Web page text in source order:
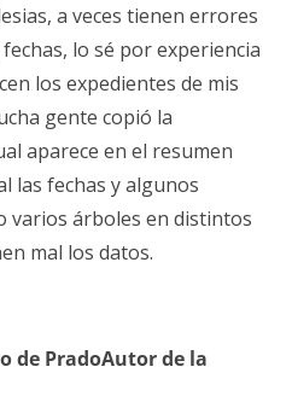
a veces tienen errores
lo sé por experiencia
los expedientes de mis
gente copió la
aparece en el resumen
las fechas y algunos
varios árboles en distintos
mal los datos.
de PradoAutor de la